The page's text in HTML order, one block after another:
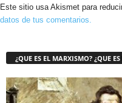
Este sitio usa Akismet para
datos de tus comentarios.
¿QUE ES EL MARXISMO? ¿QUE